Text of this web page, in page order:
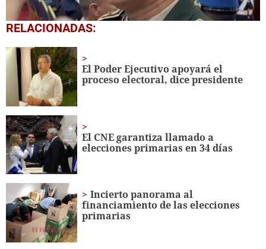
0
seconds
5
minutes,
seconds
RELACIONADAS:
El Poder Ejecutivo apoyará el
proceso electoral, dice presidente
El CNE garantiza llamado a
elecciones primarias en 34 días
Incierto panorama al
financiamiento de las elecciones
primarias